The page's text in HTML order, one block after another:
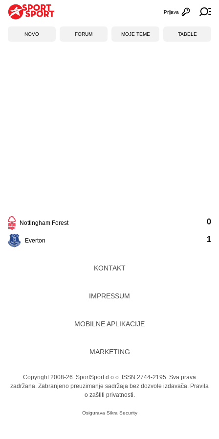
Otvori
Prijava
NOVO FORUM MOJE TEME TABELE
Nottingham Forest
Everton
0
1
KONTAKT
IMPRESSUM
MOBILNE APLIKACIJE
MARKETING
Copyright 2008-26. SportSport d.o.o. ISSN 2744-2195. Sva prava
zadržana. Zabranjeno preuzimanje sadržaja bez dozvole izdavača. Pravila
o zaštiti privatnosti.
Osigurava Sikra Security